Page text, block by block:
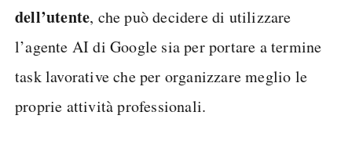
dell’utente, che può decidere di utilizzare
l’agente AI di Google sia per portare a termine
task lavorative che per organizzare meglio le
proprie attività professionali.